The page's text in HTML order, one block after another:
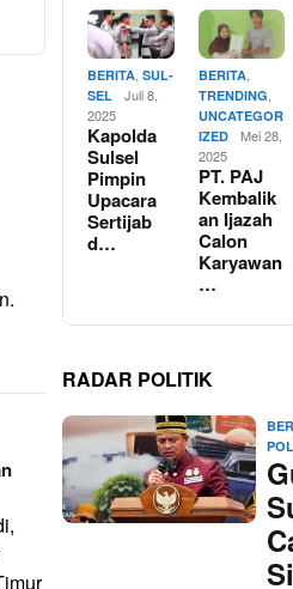
BERITA ,SUL-
SEL
Juli 8,
2025
Kapolda
Sulsel
Pimpin
Upacara
Sertijab
d…
BERITA,
TRENDING
UNCATEGOR
IZED
Mei 28,
2025
PT. PAJ
Kembalik
an Ijazah
Calon
Karyawan
…
RADAR POLITIK